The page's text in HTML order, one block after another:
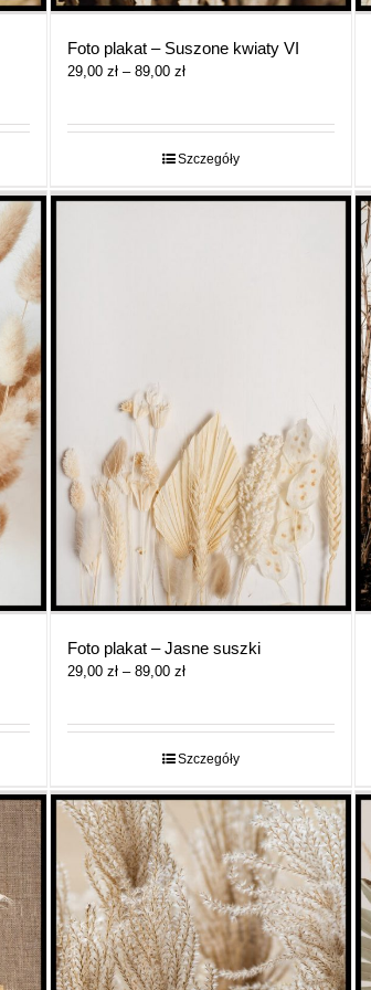
Foto plakat – Suszone kwiaty VI
29,00 zł – 89,00 złZakres
29,00 zł
do
Szczegóły
Foto plakat – Jasne suszki
29,00 zł – 89,00 złZakres
29,00 zł
do
Szczegóły